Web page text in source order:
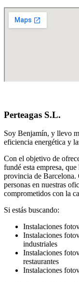
Perteagas S.L.
Soy Benjamín, y llevo
eficiencia energética y
Con el objetivo de
fundé esta empresa,
provincia de Barcelona.
personas en nuestras
comprometidos con la
Si estás buscando:
Instalaciones
Instalaciones
industriales
Instalaciones
restaurantes
Instalaciones